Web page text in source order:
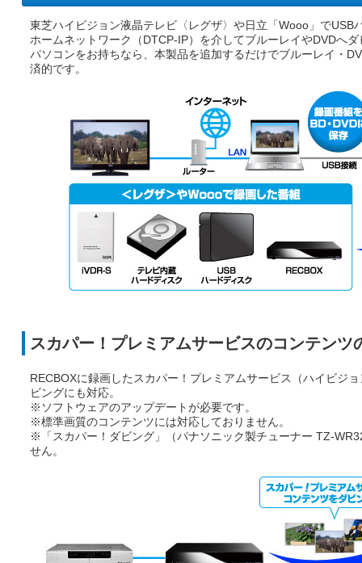
東芝ハイビジョン液晶テレビ〈レグザ〉や日立「Wooo」でUSB
ホームネットワーク（DTCP-IP）を介してブルーレイやDVDへ
パソコンをお持ちなら、本製品を追加するだけでブルーレイ・
済的です。
スカパー！プレミアムサービスのコンテンツ
RECBOXに録画したスカパー！プレミアムサービス（ハイビジ
ビングにも対応。
※ソフトウェアのアップデートが必要です。
※標準画質のコンテンツには対応しておりません。
※「スカパー！ダビング」（パナソニック製チューナー TZ-
せん。